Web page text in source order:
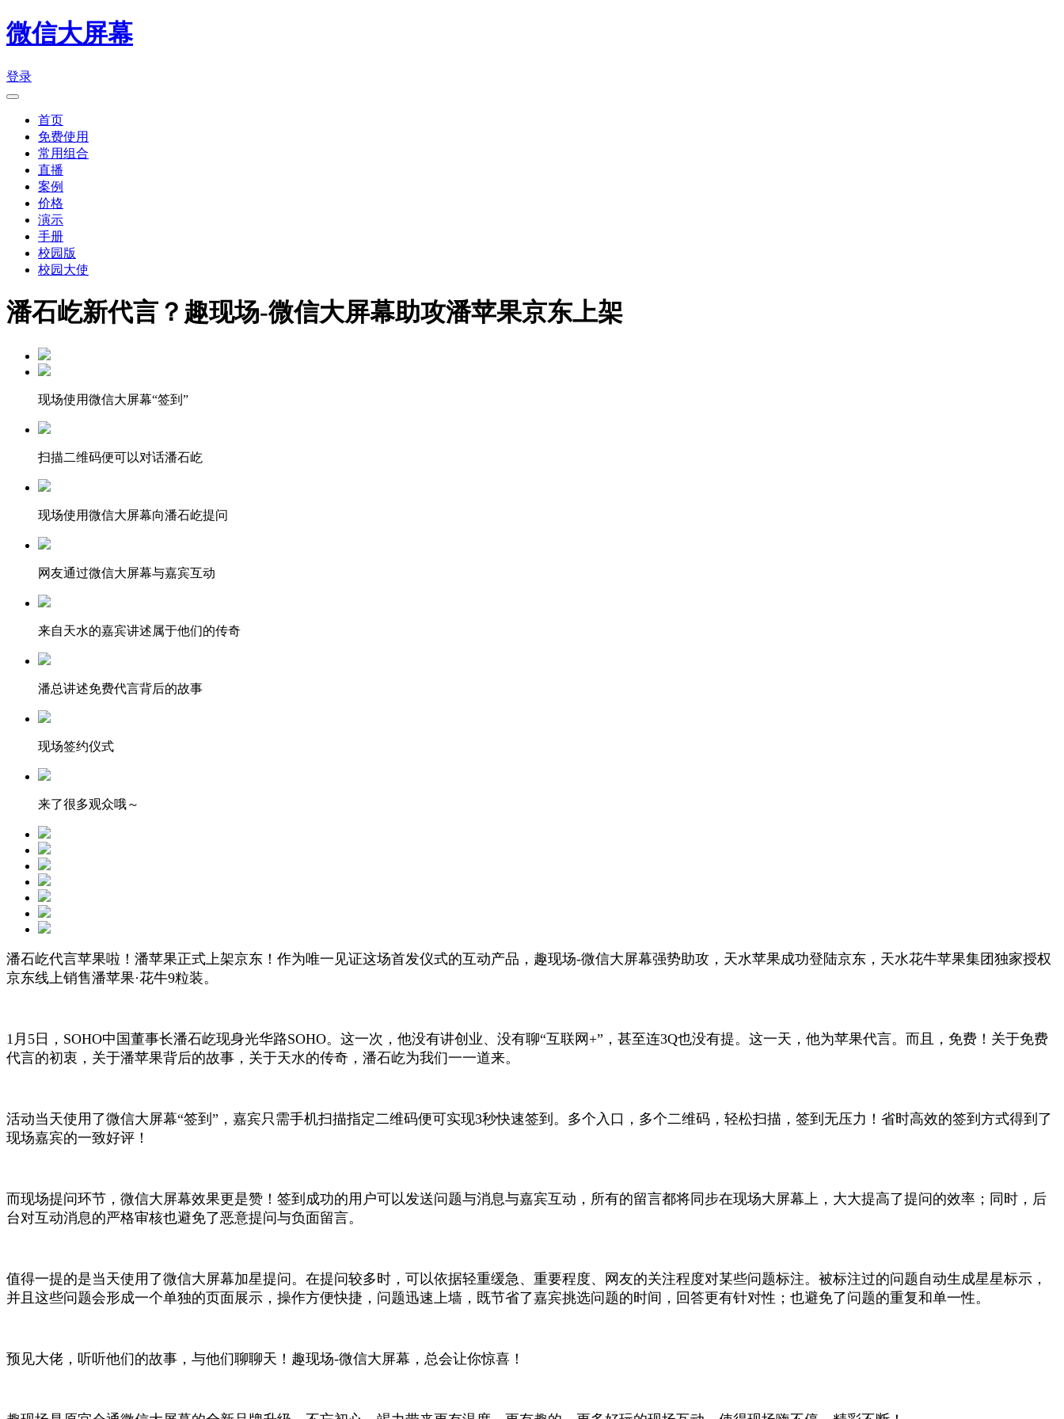
微信大屏幕
登录
首页
免费使用
常用组合
直播
案例
价格
演示
手册
校园版
校园大使
潘石屹新代言？趣现场-微信大屏幕助攻潘苹果京东上架
现场使用微信大屏幕“签到”
扫描二维码便可以对话潘石屹
现场使用微信大屏幕向潘石屹提问
网友通过微信大屏幕与嘉宾互动
来自天水的嘉宾讲述属于他们的传奇
潘总讲述免费代言背后的故事
现场签约仪式
来了很多观众哦～
潘石屹代言苹果啦！潘苹果正式上架京东！作为唯一见证这场首发仪式的互动产品，趣现场-微信大屏幕强势助攻，天水苹果成功登陆京东，天水花牛苹果集团独家授权
京东线上销售潘苹果·花牛9粒装。
1月5日，SOHO中国董事长潘石屹现身光华路SOHO。这一次，他没有讲创业、没有聊“互联网+”，甚至连3Q也没有提。这一天，他为苹果代言。而且，免费！关于免费
代言的初衷，关于潘苹果背后的故事，关于天水的传奇，潘石屹为我们一一道来。
活动当天使用了微信大屏幕“签到”，嘉宾只需手机扫描指定二维码便可实现3秒快速签到。多个入口，多个二维码，轻松扫描，签到无压力！省时高效的签到方式得到了
现场嘉宾的一致好评！
而现场提问环节，微信大屏幕效果更是赞！签到成功的用户可以发送问题与消息与嘉宾互动，所有的留言都将同步在现场大屏幕上，大大提高了提问的效率；同时，后
台对互动消息的严格审核也避免了恶意提问与负面留言。
值得一提的是当天使用了微信大屏幕加星提问。在提问较多时，可以依据轻重缓急、重要程度、网友的关注程度对某些问题标注。被标注过的问题自动生成星星标示，
并且这些问题会形成一个单独的页面展示，操作方便快捷，问题迅速上墙，既节省了嘉宾挑选问题的时间，回答更有针对性；也避免了问题的重复和单一性。
预见大佬，听听他们的故事，与他们聊聊天！趣现场-微信大屏幕，总会让你惊喜！